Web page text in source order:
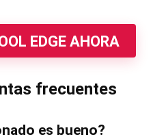
EDGE AHORA
frecuentes
es bueno?